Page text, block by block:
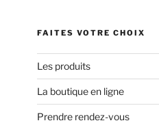
FAITES VOTRE CHOIX
Les produits
La boutique en ligne
Prendre rendez-vous